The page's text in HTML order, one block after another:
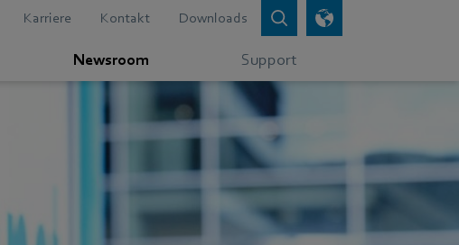
Karriere Kontakt Downloads
Newsroom Support